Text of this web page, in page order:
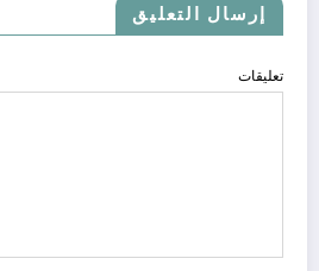
إرسال التعليق
تعليقات